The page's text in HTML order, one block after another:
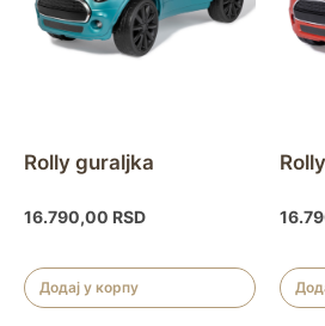
Rolly guraljka
16.790,00 RSD
Додај у корпу